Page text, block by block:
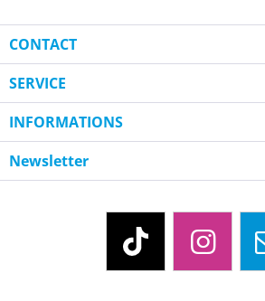
CONTACT
SERVICE
INFORMATIONS
Newsletter